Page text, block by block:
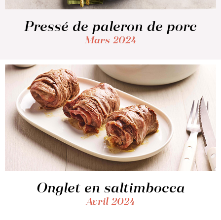
Pressé de paleron de porc
Mars 2024
Onglet en saltimbocca
Avril 2024